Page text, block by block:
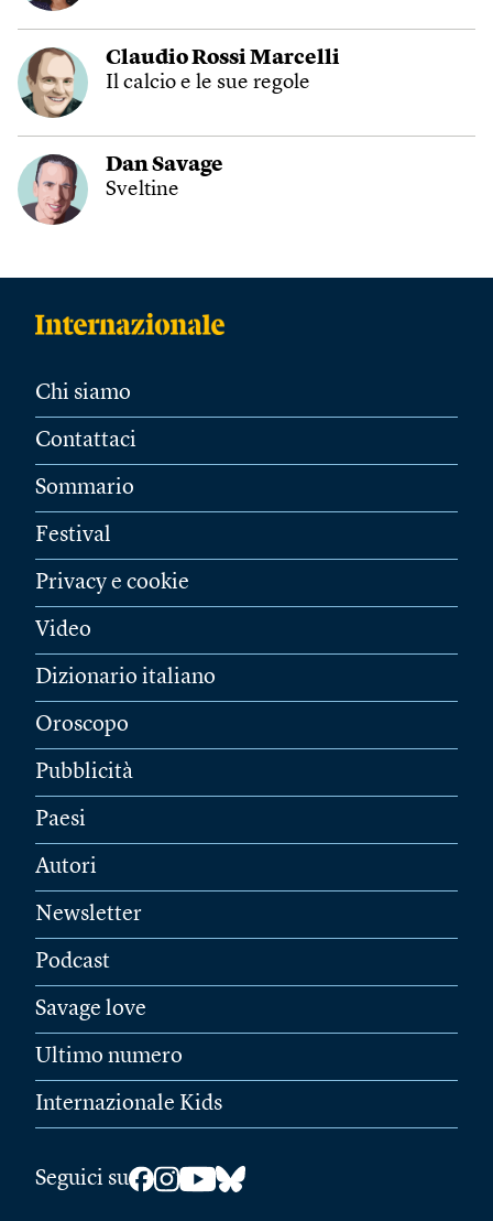
Claudio Rossi Marcelli
Il calcio e le sue regole
Dan Savage
Sveltine
Chi siamo
Contattaci
Sommario
Festival
Privacy e cookie
Video
Dizionario italiano
Oroscopo
Pubblicità
Paesi
Autori
Newsletter
Podcast
Savage love
Ultimo numero
Internazionale Kids
Seguici su